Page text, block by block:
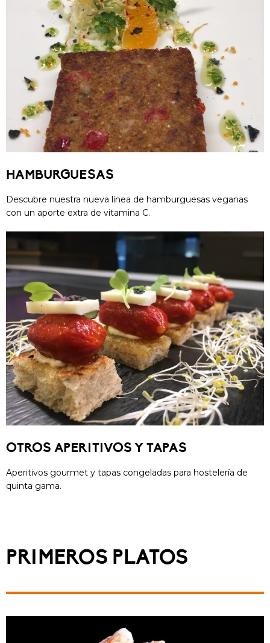
HAMBURGUESAS
Descubre nuestra nueva línea de hamburguesas veganas
con un aporte extra de vitamina C.
OTROS APERITIVOS Y TAPAS
Aperitivos gourmet y tapas congeladas para hostelería de
quinta gama.
PRIMEROS PLATOS